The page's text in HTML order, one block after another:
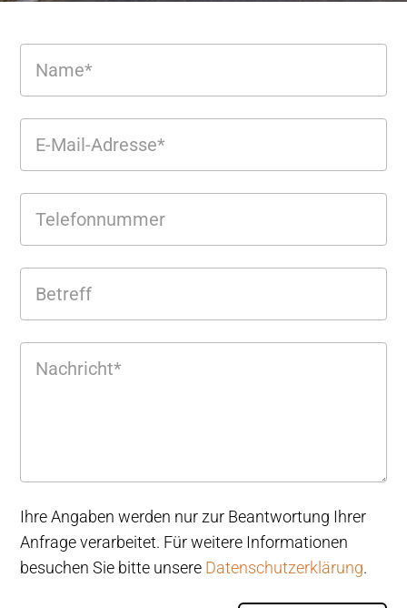
Ihre Angaben werden nur zur Beantwortung Ihrer
Anfrage verarbeitet. Für weitere Informationen
besuchen Sie bitte unsere Datenschutzerklärung.